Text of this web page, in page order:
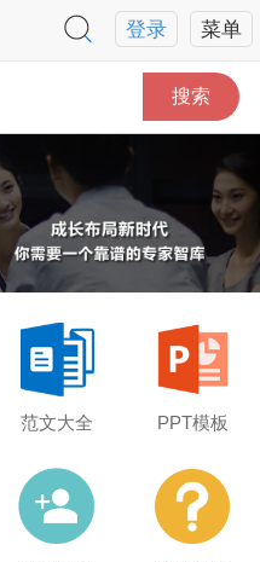
菜单
登录
搜索
范文大全 PPT模板